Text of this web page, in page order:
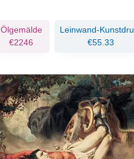
Ölgemälde
€2246
Leinwand-
€55.33